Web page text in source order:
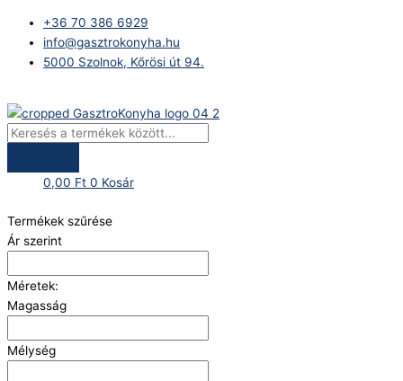
content
+36 70 386 6929
info@gasztrokonyha.hu
5000 Szolnok, Kőrösi út 94.
search
0,00 Ft 0 Kosár
Termékek szűrése
Ár szerint
Méretek:
Magasság
Mélység